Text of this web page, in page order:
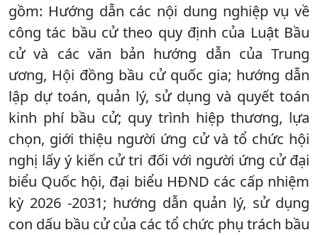
gồm: Hướng dẫn các nội dung nghiệp vụ về
công tác bầu cử theo quy định của Luật Bầu
cử và các văn bản hướng dẫn của Trung
ương, Hội đồng bầu cử quốc gia; hướng dẫn
lập dự toán, quản lý, sử dụng và quyết toán
kinh phí bầu cử; quy trình hiệp thương, lựa
chọn, giới thiệu người ứng cử và tổ chức hội
nghị lấy ý kiến cử tri đối với người ứng cử đại
biểu Quốc hội, đại biểu HĐND các cấp nhiệm
kỳ 2026 -2031; hướng dẫn quản lý, sử dụng
con dấu bầu cử của các tổ chức phụ trách bầu